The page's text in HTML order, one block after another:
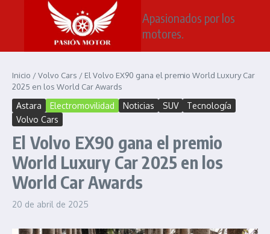
Saltar al contenido
Apasionados por los
motores.
Inicio /Volvo Cars / El Volvo EX90 gana el premio World Luxury Car
2025 en los World Car Awards
Astara Electromovilidad Noticias SUV
Tecnología
Volvo Cars
El Volvo EX90 gana el premio
World Luxury Car 2025 en los
World Car Awards
20 de abril de 2025